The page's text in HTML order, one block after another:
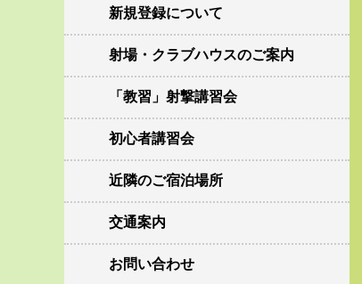
新規登録について
射場・クラブハウスのご案内
「教習」射撃講習会
初心者講習会
近隣のご宿泊場所
交通案内
お問い合わせ